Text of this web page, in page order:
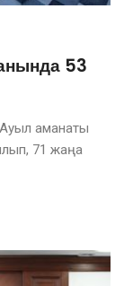
53
аманаты
71 жаңа